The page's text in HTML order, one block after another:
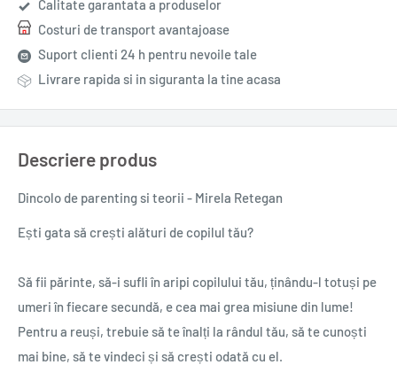
Calitate garantata a produselor
Costuri de transport avantajoase
Suport clienti 24 h pentru nevoile tale
Livrare rapida si in siguranta la tine acasa
Descriere produs
Dincolo de parenting si teorii - Mirela Retegan
Ești gata să crești alături de copilul tău?
Să fii părinte, să-i sufli în aripi copilului tău, ținându-l totuși pe
umeri în fiecare secundă, e cea mai grea misiune din lume!
Pentru a reuși, trebuie să te înalți la rândul tău, să te cunoști
mai bine, să te vindeci și să crești odată cu el.